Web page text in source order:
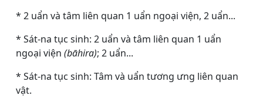
* 2 uẩn và tâm liên quan 1 uẩn ngoại viện, 2 uẩn...
* Sát-na tục sinh: 2 uẩn và tâm liên quan 1 uẩn
ngoại viện (bāhira); 2 uẩn...
* Sát-na tục sinh: Tâm và uẩn tương ưng liên quan
vật.